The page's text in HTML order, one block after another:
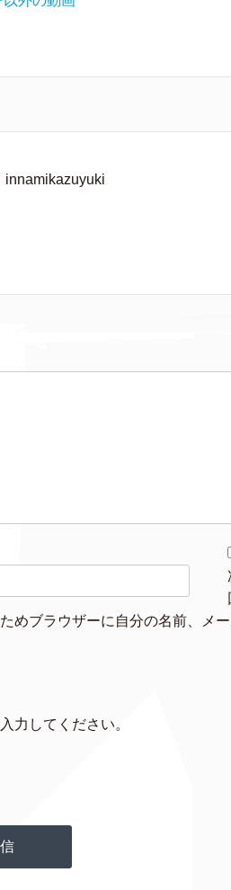
innamikazuyuki
めブラウザーに自分の名前、メ
力してください。